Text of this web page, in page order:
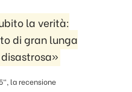
la verità:
di gran lunga
la recensione